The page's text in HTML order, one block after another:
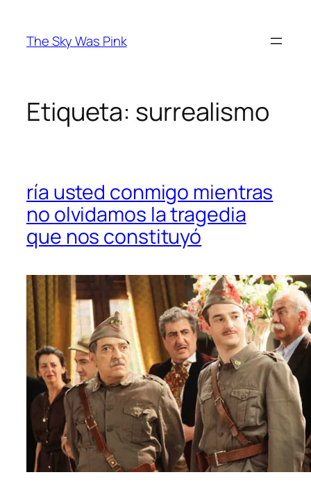
contenido
The Sky Was Pink
Etiqueta: surrealismo
ría usted conmigo mientras
no olvidamos la tragedia
que nos constituyó